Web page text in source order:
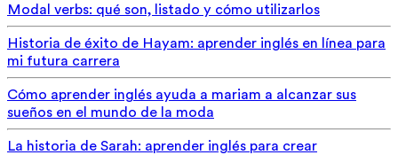
Modal verbs: qué son, listado y cómo utilizarlos
Historia de éxito de Hayam: aprender inglés en línea para
mi futura carrera
Cómo aprender inglés ayuda a mariam a alcanzar sus
sueños en el mundo de la moda
La historia de Sarah: aprender inglés para crear